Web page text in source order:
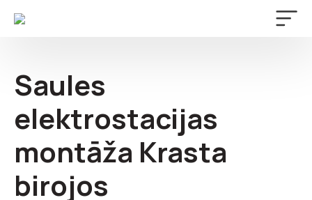
Saules
elektrostacijas
montāža Krasta
birojos